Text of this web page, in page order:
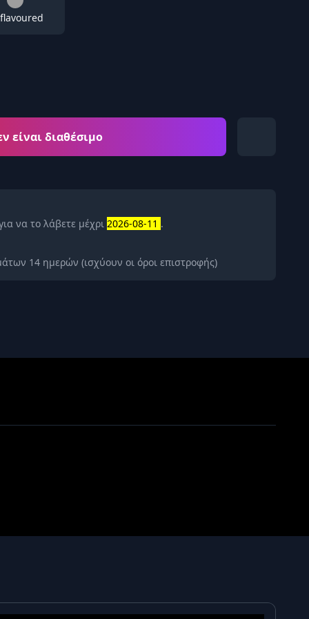
είναι διαθέσιμο
να το λάβετε μέχρι 2026-08-11 .
14 ημερών (ισχύουν οι όροι επιστροφής)